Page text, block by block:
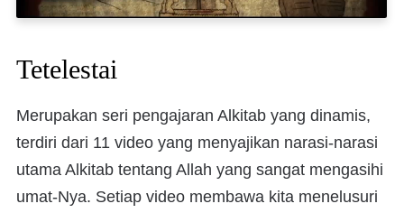
Tetelestai
Merupakan seri pengajaran Alkitab yang dinamis,
terdiri dari 11 video yang menyajikan narasi-narasi
utama Alkitab tentang Allah yang sangat mengasihi
umat-Nya. Setiap video membawa kita menelusuri